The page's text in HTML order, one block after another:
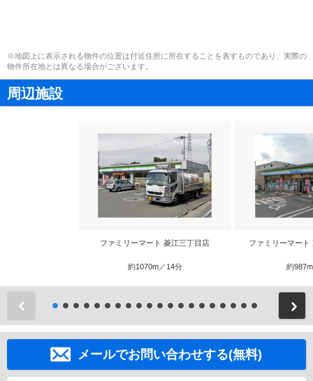
※地図上に表示される物件の位置は付近住所に所在することを表すものであり、実際の
物件所在地とは異なる場合がございます。
周辺施設
ファミリーマート 菱江三丁目店
約1070m／14分
ファミリーマー
約
メールでお問い合わせする(無料)